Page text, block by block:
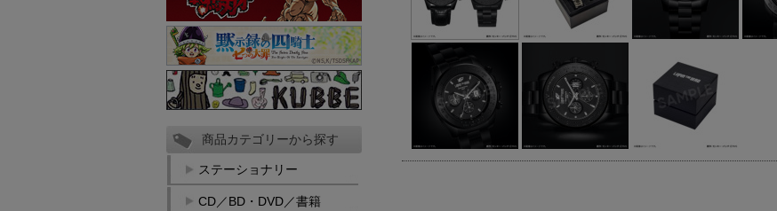
商品カテゴリーから探す
ステーショナリー
CD／BD・DVD／書籍